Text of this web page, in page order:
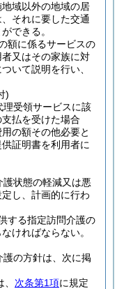
域以外の地域の居
それに要した交通
できる。
額に係るサービスの
又はその家族に対
いて説明を行い、
)
受領サービスに該
払を受けた場合
の額その他必要と
証明書を利用者に
状態の軽減又は悪
し、計画的に行わ
する指定訪問介護の
ければならない。
の方針は、次に掲
次条第1項に規定